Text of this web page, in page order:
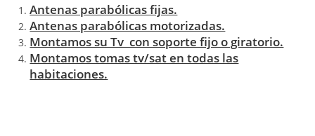
Antenas parabólicas fijas.
Antenas parabólicas motorizadas.
Montamos su Tv con soporte fijo o giratorio.
Montamos tomas tv/sat en todas las
habitaciones.